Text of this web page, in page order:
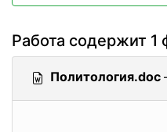
Работа содержит 1
Политология.doc